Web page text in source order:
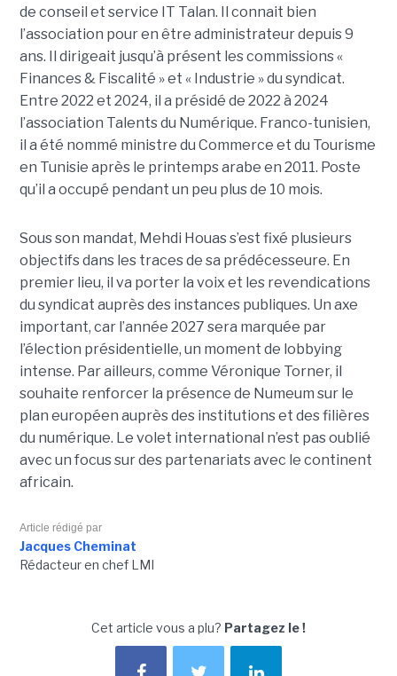
de conseil et service IT Talan. Il connait bien
l’association pour en être administrateur depuis 9
ans. Il dirigeait jusqu’à présent les commissions «
Finances & Fiscalité » et « Industrie » du syndicat.
Entre 2022 et 2024, il a présidé de 2022 à 2024
l’association Talents du Numérique. Franco-tunisien,
il a été nommé ministre du Commerce et du Tourisme
en Tunisie après le printemps arabe en 2011. Poste
qu’il a occupé pendant un peu plus de 10 mois.
Sous son mandat, Mehdi Houas s’est fixé plusieurs
objectifs dans les traces de sa prédécesseure. En
premier lieu, il va porter la voix et les revendications
du syndicat auprès des instances publiques. Un axe
important, car l’année 2027 sera marquée par
l’élection présidentielle, un moment de lobbying
intense. Par ailleurs, comme Véronique Torner, il
souhaite renforcer la présence de Numeum sur le
plan européen auprès des institutions et des filières
du numérique. Le volet international n’est pas oublié
avec un focus sur des partenariats avec le continent
africain.
Article rédigé par
Jacques Cheminat
Rédacteur en chef LMI
Cet article vous a plu? Partagez le !